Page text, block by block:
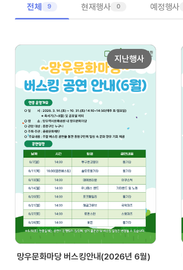
전체 9 현재행사 0 예정행사
지난행사
망우문화마당 버스킹안내(2026년 6월)